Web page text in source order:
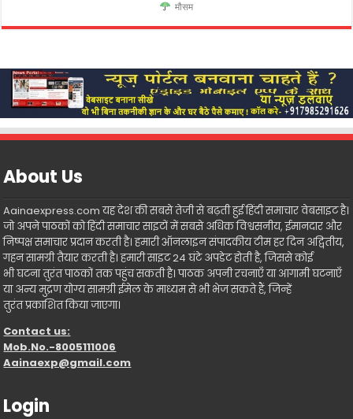
मौसम
About Us
Aainaexpress.com यह देश की सबसे तेजी से बढ़ती हुई हिंदी समाचार वेबसाइट है।
जो अपने पाठकों को हिंदी समाचार साइटों में सबसे अधिक विश्वसनीय, ईमानदार और
निष्पक्ष समाचार प्रदान करती है। हमारी ऑनलाइन संपादकीय टीम हर दिन अद्वितीय,
गहन सामग्री तैयार करती है। हमारी साइट 24 घंटे अपडेट होती है, जिससे कोई
भी घटना तुरंत पाठकों तक पहुंच सकती है। पाठक अपनी रचनाएँ या आगामी घटनाएँ
या अन्य मुद्रण योग्य सामग्री ईमेल के माध्यम से भी भेज सकते हैं, जिन्हें
तुरंत प्रकाशित किया जाएगा।
Contact us:
Mob.No.-8005111006
Aainaexp@gmail.com
Login